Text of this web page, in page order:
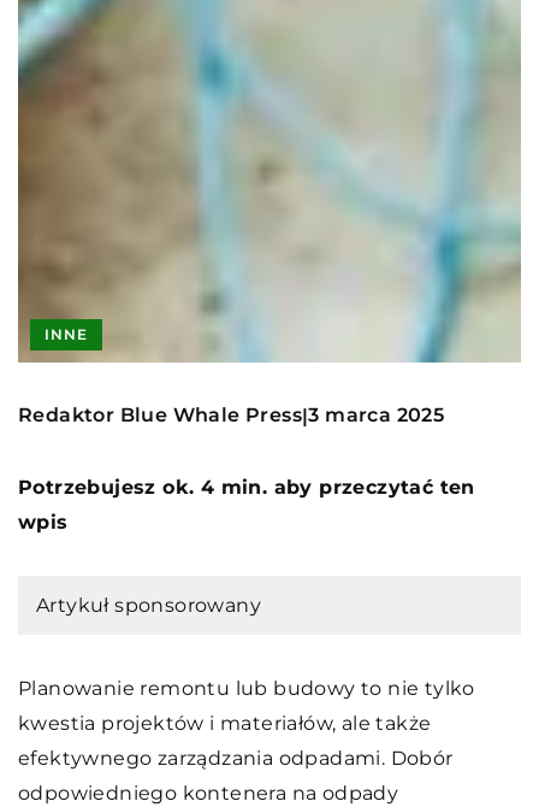
INNE
Redaktor Blue Whale Press|3 marca 2025
Potrzebujesz ok. 4 min. aby przeczytać ten
wpis
Artykuł sponsorowany
Planowanie remontu lub budowy to nie tylko
kwestia projektów i materiałów, ale także
efektywnego zarządzania odpadami. Dobór
odpowiedniego kontenera na odpady